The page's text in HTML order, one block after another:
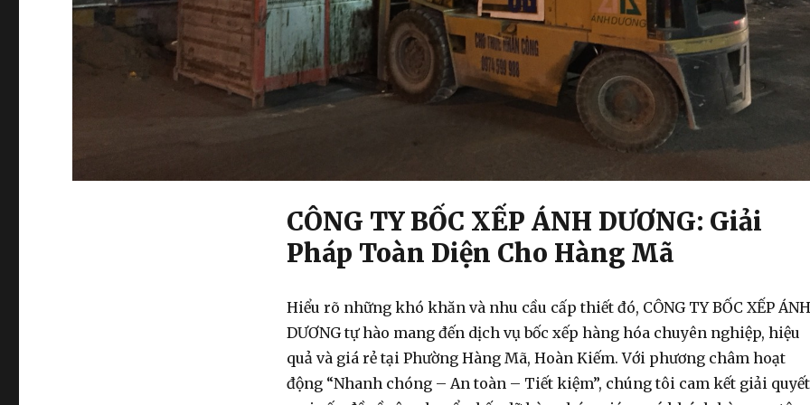
CÔNG TY BỐC XẾP ÁNH DƯƠNG: Giải
Pháp Toàn Diện Cho Hàng Mã
Hiểu rõ những khó khăn và nhu cầu cấp thiết đó, CÔNG TY BỐC XẾP ÁNH
DƯƠNG tự hào mang đến dịch vụ bốc xếp hàng hóachuyên nghiệp, hiệu
quả và giá rẻtại Phường Hàng Mã, Hoàn Kiếm. Với phương châm hoạt
động “Nhanh chóng – An toàn – Tiết kiệm”, chúng tôi cam kết giải quyết